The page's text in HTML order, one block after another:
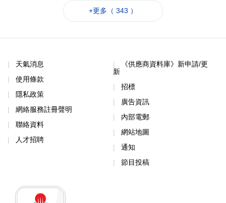
+更多（ 343 ）
天氣消息
使用條款
隱私政策
網絡服務註冊聲明
聯絡資料
人才招聘
《供應商資料庫》新申請/更
新
招標
廣告資訊
內部電郵
網站地圖
通知
節目投稿